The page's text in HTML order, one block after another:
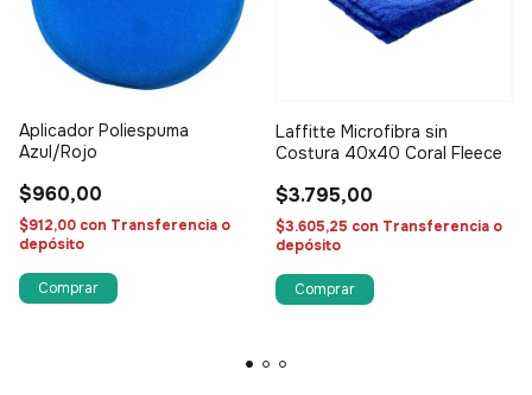
Aplicador Poliespuma
Azul/Rojo
$960,00
$912,00 con Transferencia o
depósito
Laffitte Microfibra sin
Costura 40x40 Coral Fleece
$3.795,00
$3.605,25 con Transferencia o
depósito